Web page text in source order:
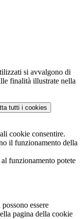
si avvalgono di
finalità illustrate nella
tutti i cookies
cookie consentire.
il funzionamento della
funzionamento potete
essere
pagina della cookie